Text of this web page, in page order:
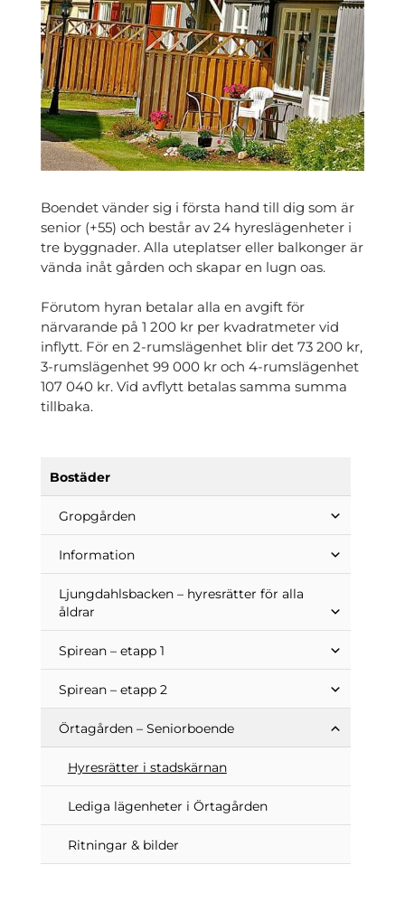
Bostäder
Gropgården
Information
Ljungdahlsbacken – hyresrätter för alla
åldrar
Spirean – etapp 1
Spirean – etapp 2
Örtagården – Seniorboende
Hyresrätter i stadskärnan
Lediga lägenheter i Örtagården
Ritningar & bilder
Boendet vänder sig i första hand till dig som är
senior (+55) och består av 24 hyreslägenheter i
tre byggnader. Alla uteplatser eller balkonger är
vända inåt gården och skapar en lugn oas.
Förutom hyran betalar alla en avgift för
närvarande på 1 200 kr per kvadratmeter vid
inflytt. För en 2-rumslägenhet blir det 73 200 kr,
3-rumslägenhet 99 000 kr och 4-rumslägenhet
107 040 kr. Vid avflytt betalas samma summa
tillbaka.